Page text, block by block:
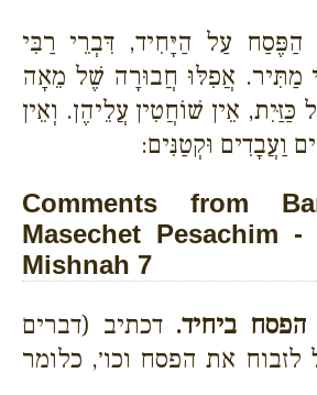
הַפֶּסַח עַל הַיָּחִיד, דִּבְרֵי רַבִּי
מַתִּיר. אֲפִלּוּ חֲבוּרָה שֶׁל מֵאָה
כַּזַּיִת, אֵין שׁוֹחֲטִין עֲלֵיהֶן. וְאֵין
וַעֲבָדִים וּקְטַנִּים:
Comments from
Masechet Pesachim
Mishnah 7
הפסח ביחיד. דכתיב (דברים
לזבוח את הפסח וכו׳, כלומר